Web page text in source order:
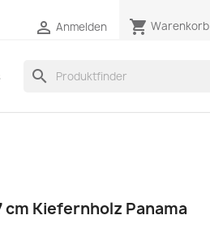
 Anmelden shopping_cart Warenkorb
search
Kiefernholz Panama